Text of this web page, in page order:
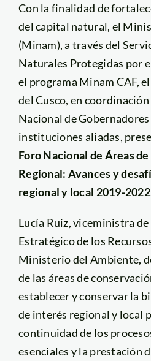
Con la finalidad de
del capital natural, el
(Minam), a través del
Naturales Protegidas por
el programa Minam CAF,
del Cusco, en
Nacional de
instituciones aliadas,
Foro Nacional de Áreas
Regional: Avances y
regional y local 2019-2022
Lucía Ruiz, viceministra
Estratégico de los
Ministerio del Ambiente,
de las áreas de
establecer y conservar la
de interés regional y local
continuidad de los
esenciales y la prestación